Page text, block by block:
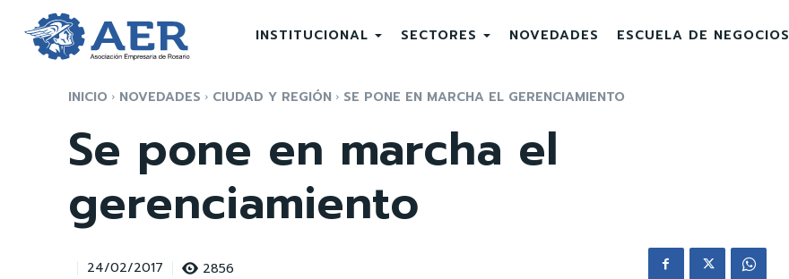
INSTITUCIONAL SECTORES NOVEDADES ESCUELA DE NEGOCIOS
INICIO NOVEDADES CIUDAD Y REGIÓN SE PONE EN MARCHA EL GERENCIAMIENTO
Se pone en marcha el
gerenciamiento
24/02/2017 2856